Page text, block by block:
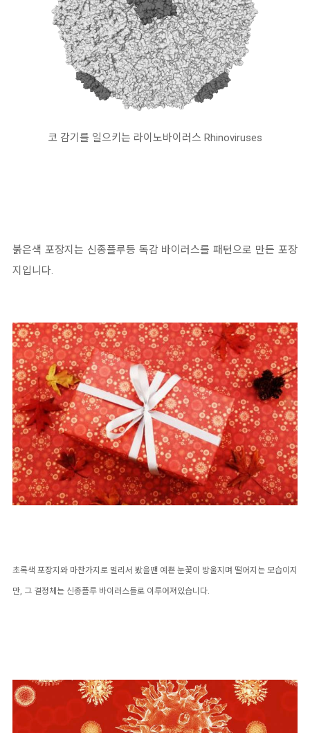
코 감기를 일으키는 라이노바이러스 Rhinoviruses
붉은색 포장지는 신종플루등 독감 바이러스를 패턴으로 만든 포장
지입니다.
초록색 포장지와 마찬가지로 멀리서 봤을땐 예쁜 눈꽃이 방울지며 떨어지는 모습이지
만, 그 결정체는 신종플루 바이러스들로 이루어져있습니다.